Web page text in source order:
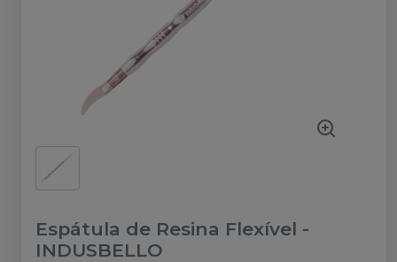
Espátula de Resina Flexível -
INDUSBELLO